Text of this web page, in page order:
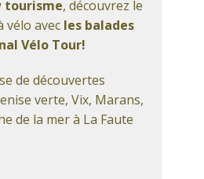
tourisme, découvrez le
vélo avec les balades
Vélo Tour!
de découvertes
verte, Vix, Marans,
de la mer à La Faute